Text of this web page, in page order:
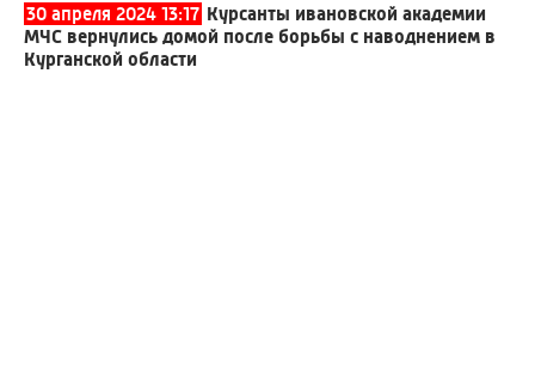
30 апреля 2024 13:17 Курсанты ивановской академии
МЧС вернулись домой после борьбы с наводнением в
Курганской области